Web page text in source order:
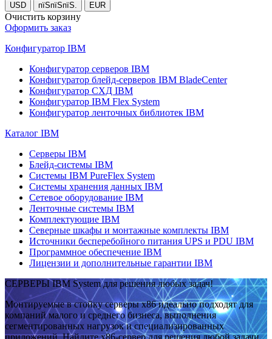
USD пїЅпїЅпїЅ. EUR
Очистить корзину
Оформить заказ
Конфигуратор IBM
Конфигуратор серверов IBM
Конфигуратор блейд-серверов IBM BladeCenter
Конфигуратор СХД IBM
Конфигуратор IBM Flex System
Конфигуратор ленточных библиотек IBM
Каталог IBM
Серверы IBM
Блейд-системы IBM
Системы IBM PureFlex System
Системы хранения данных IBM
Сетевое оборудование IBM
Ленточные системы IBM
Комплектующие IBM
Северные шкафы и монтажные комплекты IBM
Источники бесперебойного питания UPS и PDU IBM
Программное обеспечение IBM
Лицензии и дополнительные гарантии IBM
СЕРВЕРЫ IBM System для решения любых задач!
Монтируемые в стойку серверы x86 идеально подходят для
компаний малого и среднего бизнеса, выполнения
сегментированных нагрузок и специализированных
приложений. Найдите x86-сервер для решения любой задачи.